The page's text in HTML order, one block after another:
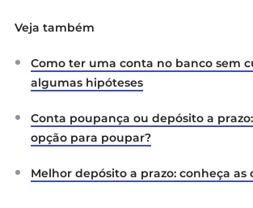
Veja também
Como ter uma conta no banco sem
algumas hipóteses
Conta poupança ou depósito a
opção para poupar?
Melhor depósito a prazo: conheça as